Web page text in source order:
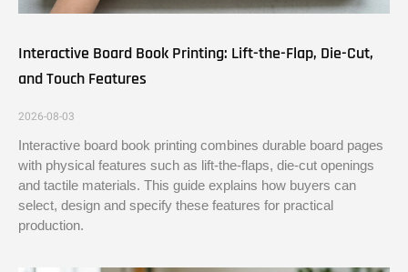
Interactive Board Book Printing: Lift-the-Flap, Die-Cut,
and Touch Features
2026-08-03
Interactive board book printing combines durable board pages
with physical features such as lift-the-flaps, die-cut openings
and tactile materials. This guide explains how buyers can
select, design and specify these features for practical
production.